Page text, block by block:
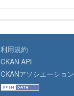
利用規約
CKAN API
CKANアソシエーション